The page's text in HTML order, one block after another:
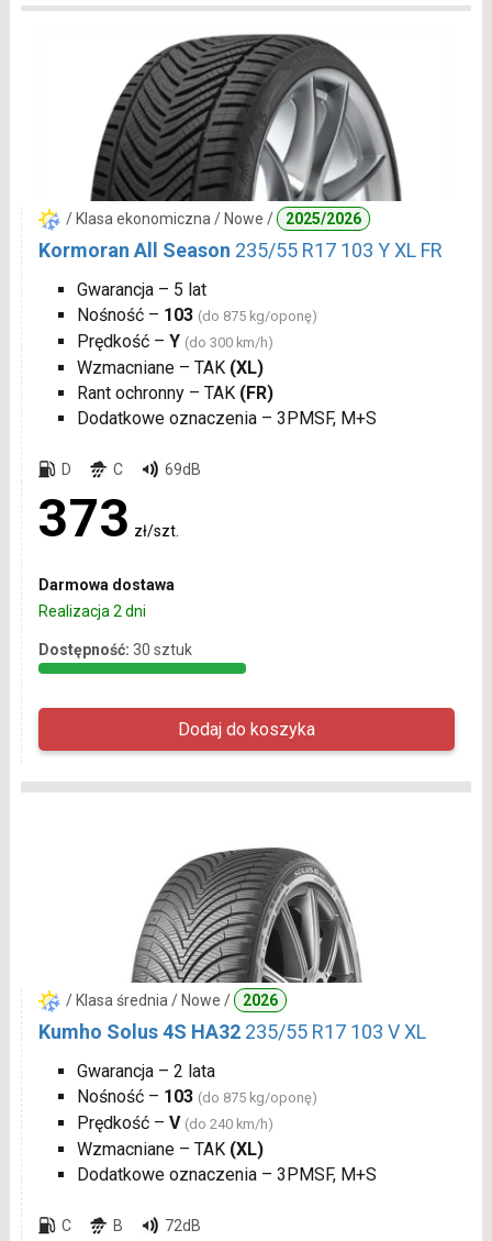
/ Klasa ekonomiczna / Nowe / 2025/2026
Kormoran All Season 235/55 R17 103 Y XL FR
Gwarancja – 5 lat
Nośność – 103 (do 875 kg/oponę)
Prędkość – Y (do 300 km/h)
Wzmacniane – TAK (XL)
Rant ochronny – TAK (FR)
Dodatkowe oznaczenia – 3PMSF, M+S
D C 69dB
373 zł/szt.
Darmowa dostawa
Realizacja 2 dni
Dostępność: 30 sztuk
/ Klasa średnia / Nowe / 2026
Kumho Solus 4S HA32 235/55 R17 103 V XL
Gwarancja – 2 lata
Nośność – 103 (do 875 kg/oponę)
Prędkość – V (do 240 km/h)
Wzmacniane – TAK (XL)
Dodatkowe oznaczenia – 3PMSF, M+S
C B 72dB